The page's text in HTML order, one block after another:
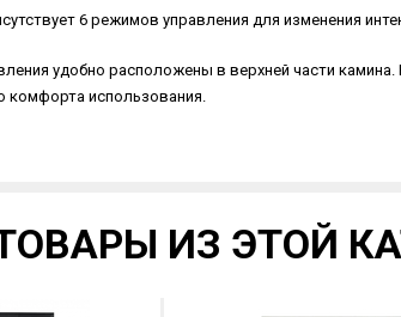
6 режимов управления для изменения
удобно расположены в верхней части
комфорта использования.
ИЗ ЭТОЙ